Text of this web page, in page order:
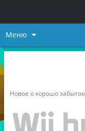
Меню
Новое о хорошо